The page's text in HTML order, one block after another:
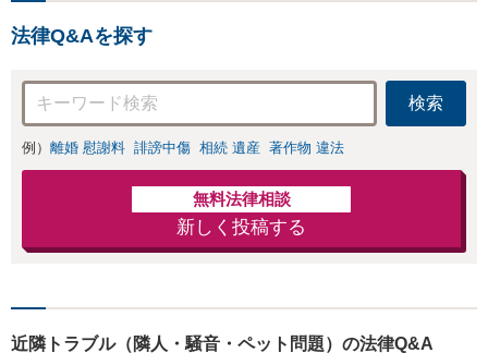
法律Q&Aを探す
検索
例） 離婚 慰謝料 誹謗中傷 相続 遺産 著作物 違法
無料法律相談
新しく投稿する
近隣トラブル（隣人・騒音・ペット問題）の法律Q&A